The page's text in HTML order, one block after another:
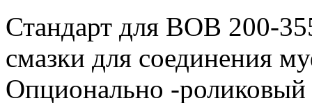
Стандарт для ВОВ 200-
смазки для соединения
Опционально -